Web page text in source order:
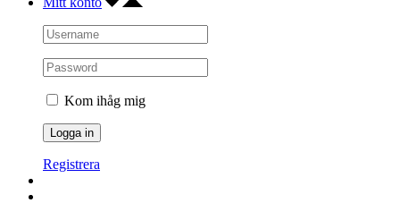
Kom ihåg mig
Registrera